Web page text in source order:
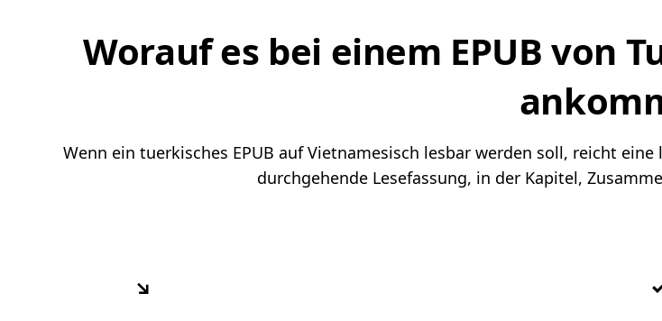
Worauf es bei einem EPUB von
Wenn ein tuerkisches EPUB auf Vietnamesisch lesbar werden soll, reicht
durchgehende Lesefassung, in der Kapitel,
↘